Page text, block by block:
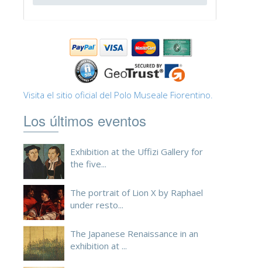
Visita el sitio oficial del Polo Museale Fiorentino.
Los últimos eventos
Exhibition at the Uffizi Gallery for
the five...
The portrait of Lion X by Raphael
under resto...
The Japanese Renaissance in an
exhibition at ...